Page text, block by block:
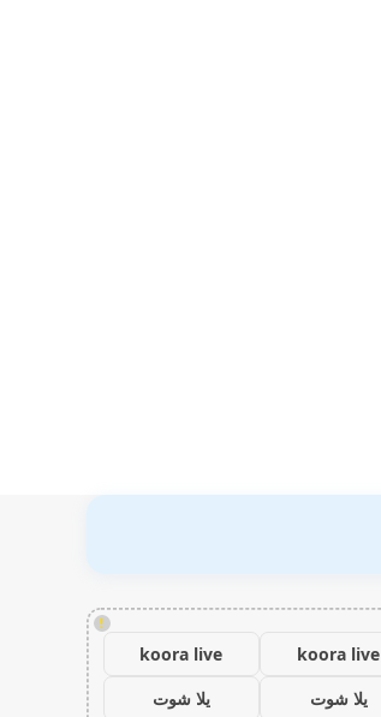
!
koora live
koora live
يلا شوت
يلا شوت